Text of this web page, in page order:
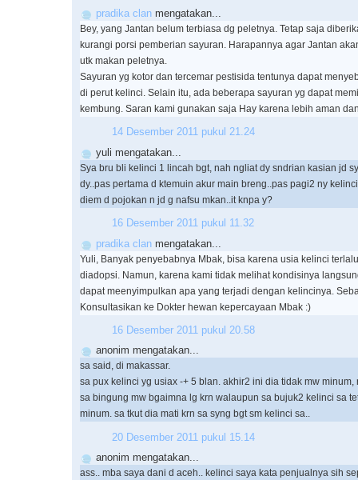
pradika clan mengatakan...
Bey, yang Jantan belum terbiasa dg peletnya. Tetap saja
kurangi porsi pemberian sayuran. Harapannya agar Jantan
utk makan peletnya.
Sayuran yg kotor dan tercemar pestisida tentunya dapat
di perut kelinci. Selain itu, ada beberapa sayuran yg dapat
kembung. Saran kami gunakan saja Hay karena lebih aman
14 Desember 2011 pukul 21.24
yuli mengatakan...
Sya bru bli kelinci 1 lincah bgt, nah ngliat dy sndrian kasian jd
dy..pas pertama d ktemuin akur main breng..pas pagi2 ny
diem d pojokan n jd g nafsu mkan..it knpa y?
16 Desember 2011 pukul 11.32
pradika clan mengatakan...
Yuli, Banyak penyebabnya Mbak, bisa karena usia kelinci
diadopsi. Namun, karena kami tidak melihat kondisinya
dapat meenyimpulkan apa yang terjadi dengan kelincinya.
Konsultasikan ke Dokter hewan kepercayaan Mbak :)
16 Desember 2011 pukul 20.58
anonim mengatakan...
sa said, di makassar.
sa pux kelinci yg usiax -+ 5 blan. akhir2 ini dia tidak mw minum,
sa bingung mw bgaimna lg krn walaupun sa bujuk2 kelinci sa
minum. sa tkut dia mati krn sa syng bgt sm kelinci sa..
20 Desember 2011 pukul 15.14
anonim mengatakan...
ass.. mba saya dani d aceh.. kelinci saya kata penjualnya sih